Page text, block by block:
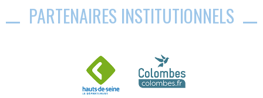
PARTENAIRES INSTITUTIONNELS